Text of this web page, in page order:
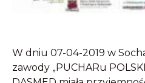
W dniu 07-04-2019 w
zawody „PUCHARu